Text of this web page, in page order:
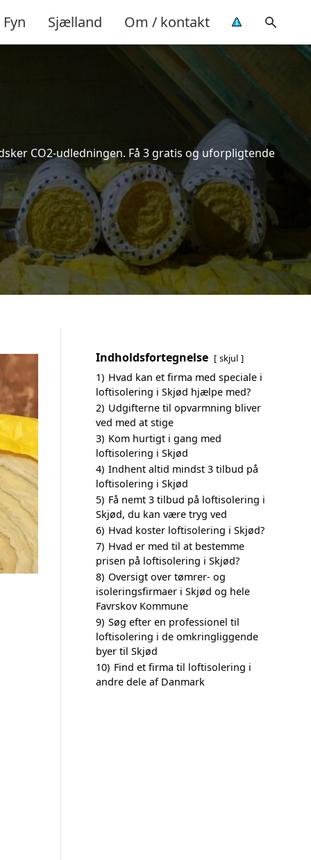
Fyn Sjælland Om / kontakt
CO2-udledningen. Få 3 gratis og uforpligtende
Indholdsfortegnelse skjul
1) Hvad kan et firma med speciale i
loftisolering i Skjød hjælpe med?
2) Udgifterne til opvarmning bliver
ved med at stige
3) Kom hurtigt i gang med
loftisolering i Skjød
4) Indhent altid mindst 3 tilbud på
loftisolering i Skjød
5) Få nemt 3 tilbud på loftisolering i
Skjød, du kan være tryg ved
6) Hvad koster loftisolering i Skjød?
7) Hvad er med til at bestemme
prisen på loftisolering i Skjød?
8) Oversigt over tømrer- og
isoleringsfirmaer i Skjød og hele
Favrskov Kommune
9) Søg efter en professionel til
loftisolering i de omkringliggende
byer til Skjød
10) Find et firma til loftisolering i
andre dele af Danmark